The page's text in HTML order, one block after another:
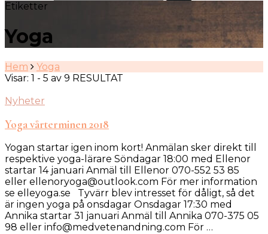
Etiketter
Yoga
Hem
Yoga
Visar: 1 - 5 av 9 RESULTAT
Nyheter
Yoga vårterminen 2018
Yogan startar igen inom kort! Anmälan sker direkt till
respektive yoga-lärare Söndagar 18:00 med Ellenor
startar 14 januari Anmäl till Ellenor 070-552 53 85
eller ellenoryoga@outlook.com För mer information
se elleyoga.se Tyvärr blev intresset för dåligt, så det
är ingen yoga på onsdagar Onsdagar 17:30 med
Annika startar 31 januari Anmäl till Annika 070-375 05
98 eller info@medvetenandning.com För …